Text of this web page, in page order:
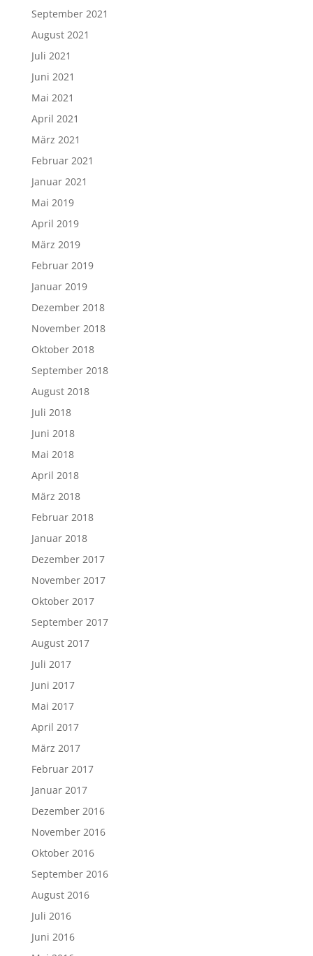
September 2021
August 2021
Juli 2021
Juni 2021
Mai 2021
April 2021
März 2021
Februar 2021
Januar 2021
Mai 2019
April 2019
März 2019
Februar 2019
Januar 2019
Dezember 2018
November 2018
Oktober 2018
September 2018
August 2018
Juli 2018
Juni 2018
Mai 2018
April 2018
März 2018
Februar 2018
Januar 2018
Dezember 2017
November 2017
Oktober 2017
September 2017
August 2017
Juli 2017
Juni 2017
Mai 2017
April 2017
März 2017
Februar 2017
Januar 2017
Dezember 2016
November 2016
Oktober 2016
September 2016
August 2016
Juli 2016
Juni 2016